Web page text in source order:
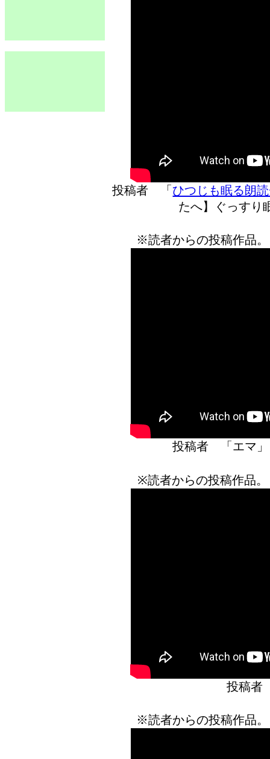
投稿者 「 ひつじも眠る朗
たへ】ぐっすり
※読者からの投稿作品
投稿者 「エ
※読者からの投稿作品
投稿
※読者からの投稿作品